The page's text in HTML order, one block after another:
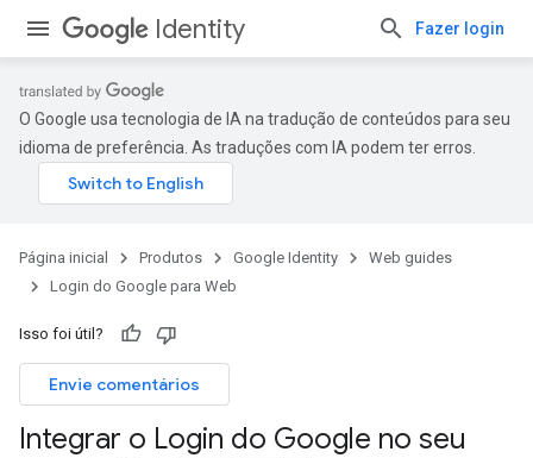
Identity Fazer login
O Google usa tecnologia de IA na tradução de conteúdos para seu
idioma de preferência. As traduções com IA podem ter erros.
Página inicial Produtos Google Identity
Web guides
Login do Google para Web
Isso foi útil?
Envie comentários
Integrar o Login do Google no seu